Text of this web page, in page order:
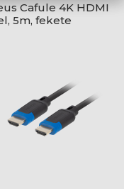
Cafule 4K HDMI
5m, fekete